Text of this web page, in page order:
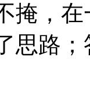
掩，
思路